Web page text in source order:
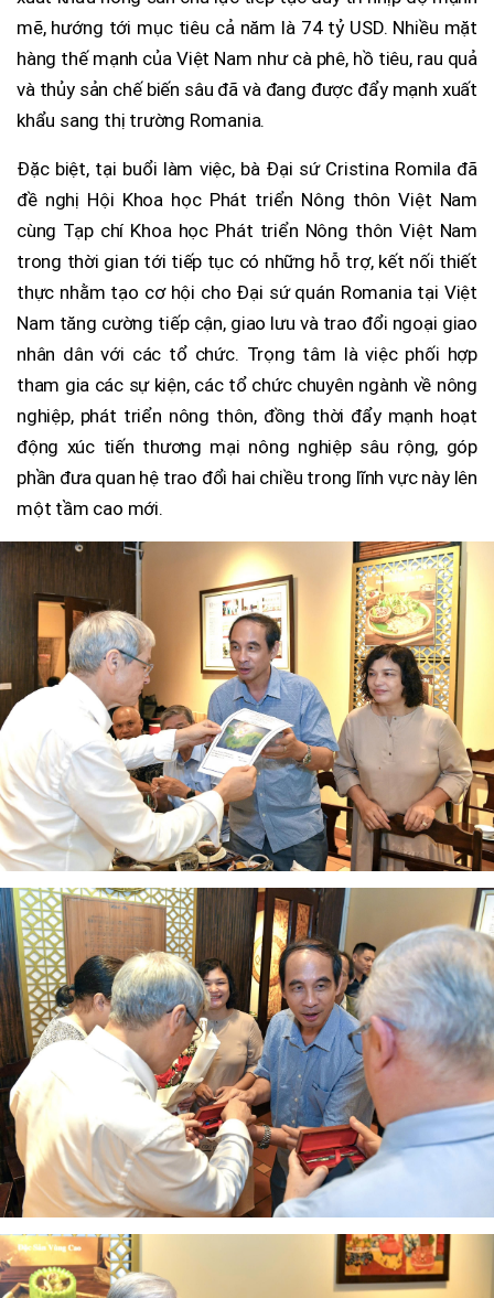
mẽ, hướng tới mục tiêu cả năm là 74 tỷ USD. Nhiều mặt
hàng thế mạnh của Việt Nam như cà phê, hồ tiêu, rau quả
và thủy sản chế biến sâu đã và đang được đẩy mạnh xuất
khẩu sang thị trường Romania.
Đặc biệt, tại buổi làm việc, bà Đại sứ Cristina Romila đã
đề nghị Hội Khoa học Phát triển Nông thôn Việt Nam
cùng Tạp chí Khoa học Phát triển Nông thôn Việt Nam
trong thời gian tới tiếp tục có những hỗ trợ, kết nối thiết
thực nhằm tạo cơ hội cho Đại sứ quán Romania tại Việt
Nam tăng cường tiếp cận, giao lưu và trao đổi ngoại giao
nhân dân với các tổ chức. Trọng tâm là việc phối hợp
tham gia các sự kiện, các tổ chức chuyên ngành về nông
nghiệp, phát triển nông thôn, đồng thời đẩy mạnh hoạt
động xúc tiến thương mại nông nghiệp sâu rộng, góp
phần đưa quan hệ trao đổi hai chiều trong lĩnh vực này lên
một tầm cao mới.